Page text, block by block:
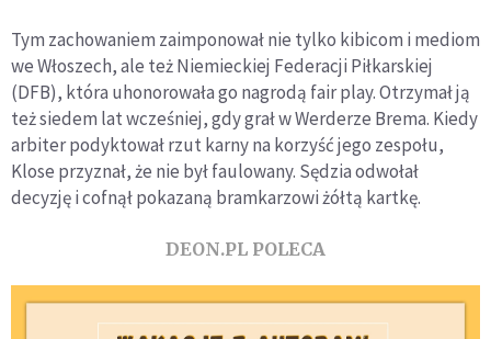
Tym zachowaniem zaimponował nie tylko kibicom i mediom
we Włoszech, ale też Niemieckiej Federacji Piłkarskiej
(DFB), która uhonorowała go nagrodą fair play. Otrzymał ją
też siedem lat wcześniej, gdy grał w Werderze Brema. Kiedy
arbiter podyktował rzut karny na korzyść jego zespołu,
Klose przyznał, że nie był faulowany. Sędzia odwołał
decyzję i cofnął pokazaną bramkarzowi żółtą kartkę.
DEON.PL POLECA